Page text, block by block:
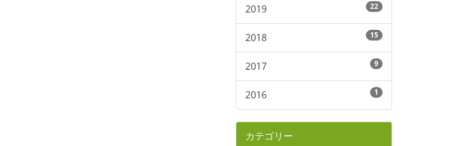
2019 22
2018 15
2017 9
2016 1
カテゴリー